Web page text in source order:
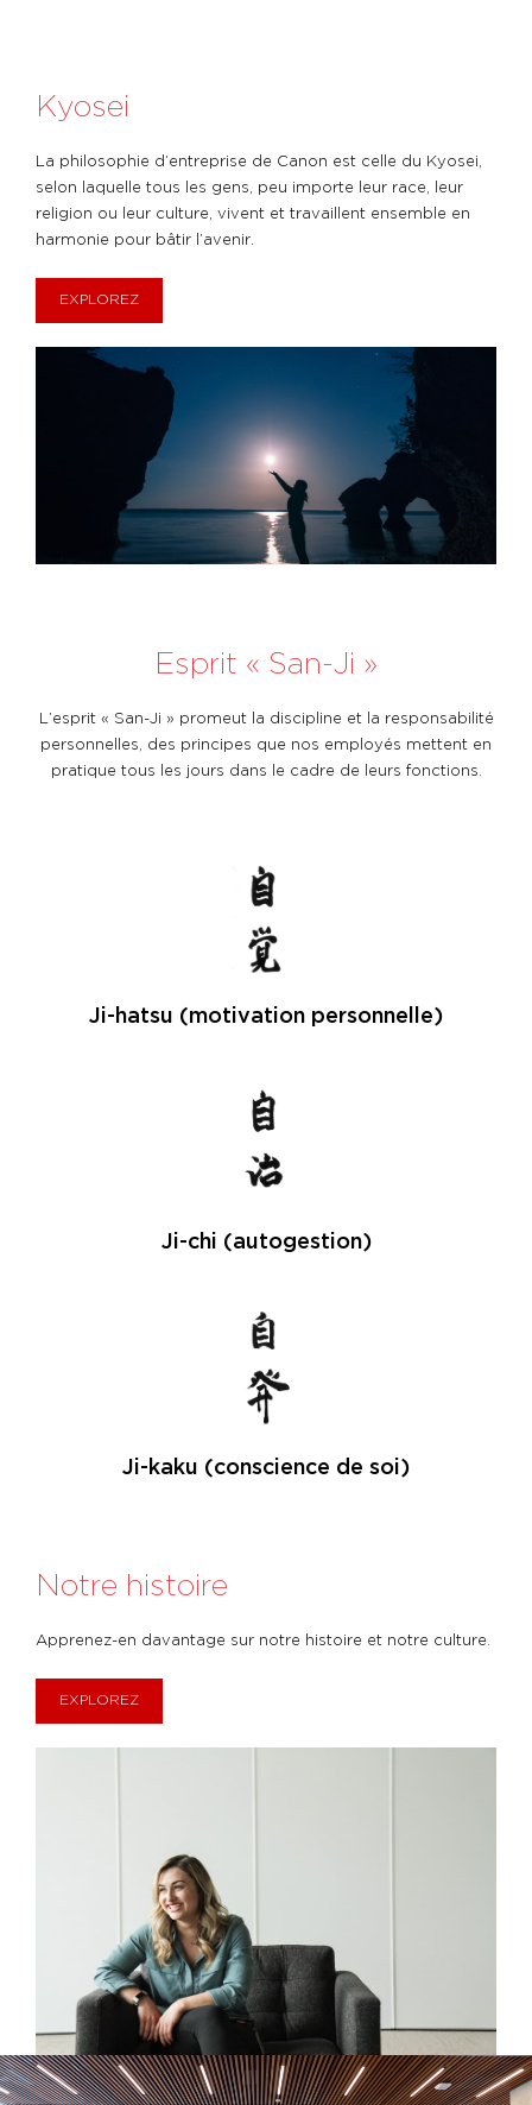
Kyosei
La philosophie d’entreprise de Canon est celle du Kyosei,
selon laquelle tous les gens, peu importe leur race, leur
religion ou leur culture, vivent et travaillent ensemble en
harmonie pour bâtir l’avenir.
EXPLOREZ
Esprit « San-Ji »
L’esprit « San-Ji » promeut la discipline et la responsabilité
personnelles, des principes que nos employés mettent en
pratique tous les jours dans le cadre de leurs fonctions.
Ji-hatsu (motivation personnelle)
Ji-chi (autogestion)
Ji-kaku (conscience de soi)
Notre histoire
Apprenez-en davantage sur notre histoire et notre culture.
EXPLOREZ